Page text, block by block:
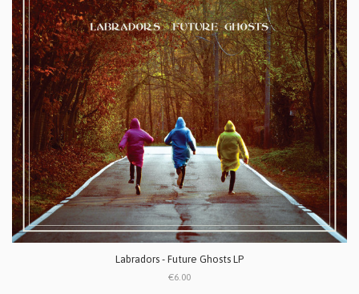
Labradors - Future Ghosts LP
€6.00